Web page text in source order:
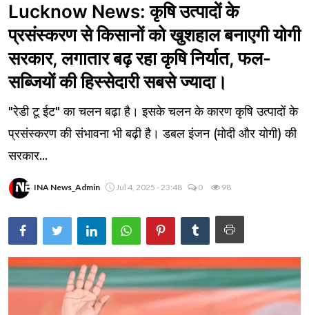
नई दिल्ली
टेक्नोलॉजी / बिजनेस
खेल
वायरल न्यूज़
Lucknow News: कृषि उत्पादों के
प्रसंस्करण से किसानों को खुशहाल बनाएगी योगी
सरकार, लगातार बढ़ रहा कृषि निर्यात, फल-
सब्जियों की हिस्सेदारी सबसे ज्यादा।
"रेडी टू ईट" का चलन बढ़ा है। इसके चलन के कारण कृषि उत्पादों के
प्रसंस्करण की संभावना भी बढ़ी है। डबल इंजन (मोदी और योगी) की
सरकार...
INA News_Admin Jul 4, 2025 - 23:48 0 98